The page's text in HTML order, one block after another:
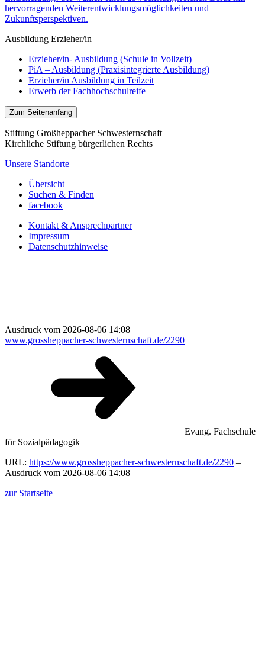
hervorragenden Weiterentwicklungsmöglichkeiten und
Zukunftsperspektiven.
Ausbildung Erzieher/in
Erzieher/in- Ausbildung (Schule in Vollzeit)
PiA – Ausbildung (Praxisintegrierte Ausbildung)
Erzieher/in Ausbildung in Teilzeit
Erwerb der Fachhochschulreife
Zum Seitenanfang
Stiftung Großheppacher Schwesternschaft
Kirchliche Stiftung bürgerlichen Rechts
Unsere Standorte
Übersicht
Suchen & Finden
facebook
Kontakt & Ansprechpartner
Impressum
Datenschutzhinweise
Ausdruck vom 2026-08-06 14:08
www.grossheppacher-schwesternschaft.de/2290
Evang. Fachschule
für Sozialpädagogik
URL: https://www.grossheppacher-schwesternschaft.de/2290 –
Ausdruck vom 2026-08-06 14:08
zur Startseite